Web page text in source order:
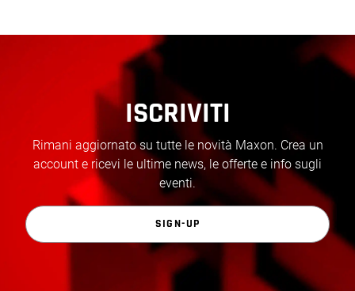
ISCRIVITI
Rimani aggiornato su tutte le novità Maxon. Crea un
account e ricevi le ultime news, le offerte e info sugli
eventi.
SIGN-UP